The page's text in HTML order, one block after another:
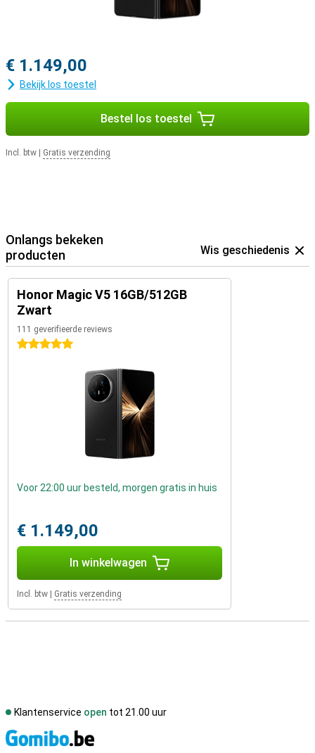
€ 1.149,00
Bekijk los toestel
Bestel los toestel
Incl. btw Gratis verzending
Onlangs bekeken
producten
Wis geschiedenis
Honor Magic V5 16GB/512GB
Zwart
111 geverifieerde reviews
5 sterren
Voor 22:00 uur besteld, morgen gratis in huis
€ 1.149,00
In winkelwagen
Incl. btw Gratis verzending
Klantenservice open tot 21.00 uur